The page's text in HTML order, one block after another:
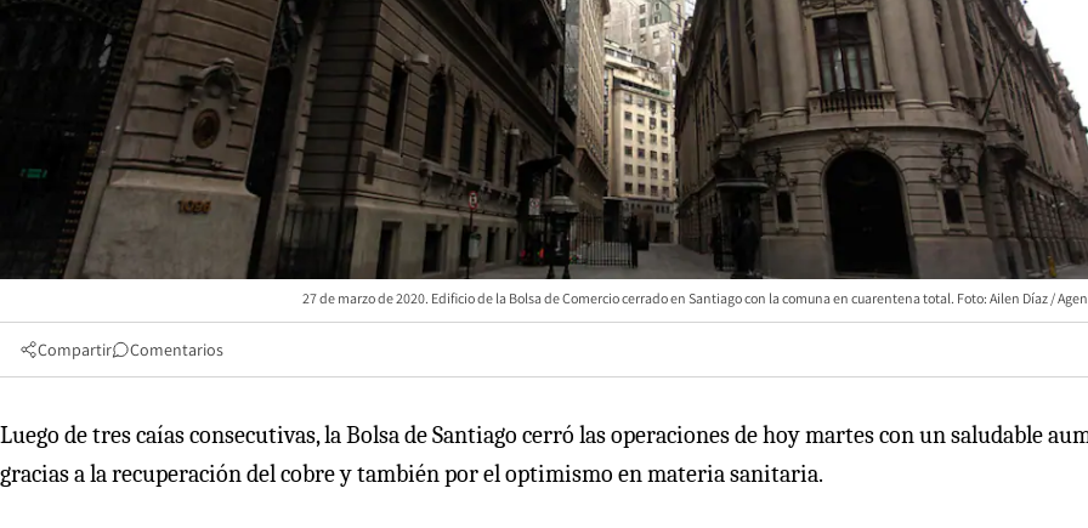
27 de marzo de 2020. Edificio de la Bolsa de Comercio cerrado en Santiago con la comuna en cuarentena total. Foto: Ailen Díaz /
Compartir Comentarios
Luego de tres caías consecutivas, la Bolsa de Santiago cerró las operaciones de hoy martes con un saludable
gracias a la recuperación del cobre y también por el optimismo en materia sanitaria.